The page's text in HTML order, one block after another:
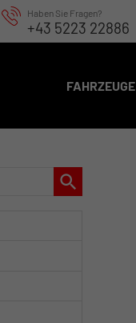
Haben Sie Fragen?
+43 5223 22886
FAHRZEUGE